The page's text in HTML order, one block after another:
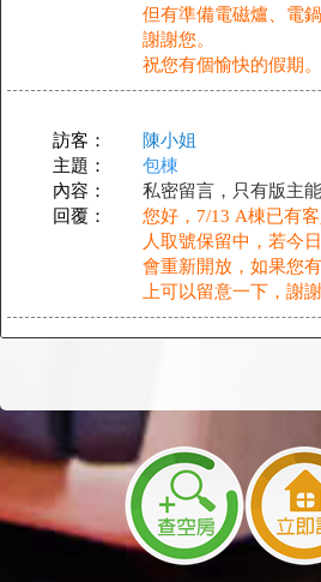
但有準備電磁爐、電
謝謝您。
祝您有個愉快的假期。
訪客：
陳小姐
主題：
包棟
內容：
私密留言，只有版主
回覆：
您好，7/13 A棟已有
人取號保留中，若今
會重新開放，如果您
上可以留意一下，謝謝
私密留言，只有版主能
您好，皆可使用。烤
將押金1000，隔日機
訪客：
康
詢問停車位事宜